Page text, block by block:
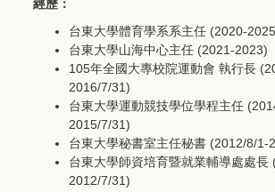
經歷 ：
台東大學體育學系系主任 (2020-
台東大學山海中心主任 (2021-2023)
105年全國大專校院運動會 執行長
2016/7/31)
台東大學運動競技學位學程主任
2015/7/31)
台東大學秘書室主任秘書 (2012/8/1-
台東大學師資培育暨就業輔導處處長
2012/7/31)